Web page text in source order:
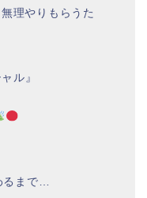
理やりもらうた
ル』
まで…